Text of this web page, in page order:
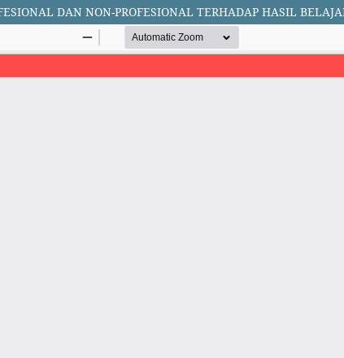
DAN NON-PROFESIONAL TERHADAP HASIL